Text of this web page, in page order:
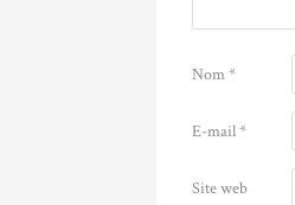
Nom*
E-mail*
Site web